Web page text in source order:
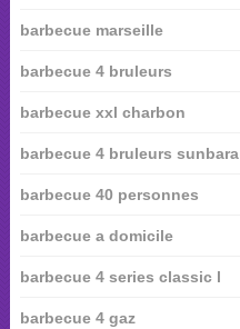
barbecue marseille
barbecue 4 bruleurs
barbecue xxl charbon
barbecue 4 bruleurs sunbara
barbecue 40 personnes
barbecue a domicile
barbecue 4 series classic l
barbecue 4 gaz